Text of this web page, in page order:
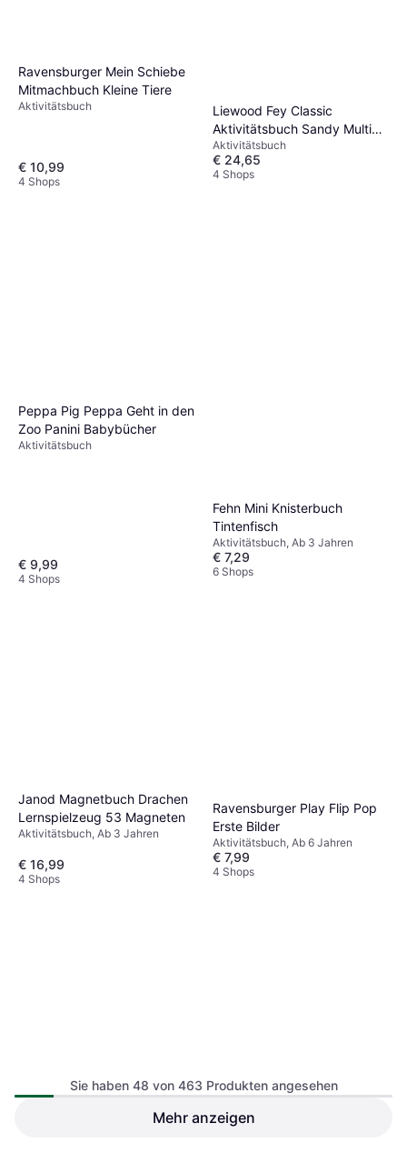
Ravensburger Mein Schiebe
Mitmachbuch Kleine Tiere
Aktivitätsbuch
€ 10,99
4 Shops
Liewood Fey Classic
Aktivitätsbuch Sandy Multi
Mix
Aktivitätsbuch
€ 24,65
4 Shops
Peppa Pig Peppa Geht in den
Zoo Panini Babybücher
Aktivitätsbuch
€ 9,99
4 Shops
Fehn Mini Knisterbuch
Tintenfisch
Aktivitätsbuch, Ab 3 Jahren
€ 7,29
6 Shops
Janod Magnetbuch Drachen
Lernspielzeug 53 Magneten
Aktivitätsbuch, Ab 3 Jahren
€ 16,99
4 Shops
Ravensburger Play Flip Pop
Erste Bilder
Aktivitätsbuch, Ab 6 Jahren
€ 7,99
4 Shops
Ravensburger Play Flip Pop
Meine Tiere
Sie haben 48 von 463 Produkten angesehen
Mehr anzeigen